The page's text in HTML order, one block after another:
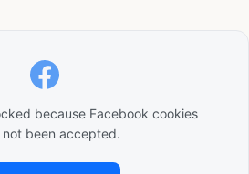
because Facebook cookies
not been accepted.